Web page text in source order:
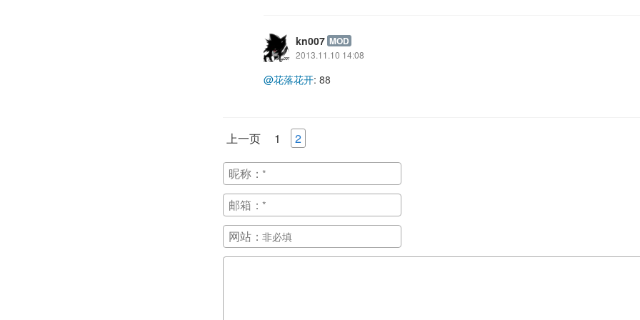
kn007 MOD
2013.11.10 14:08
@花落花开: 88
上一页 1 2
昵称：
邮箱：
网站：